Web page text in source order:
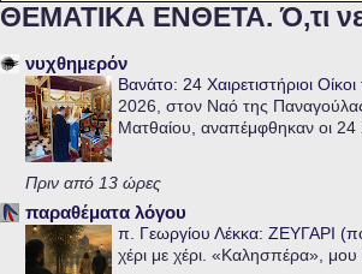
ΘΕΜΑΤΙΚΑ ΕΝΘΕΤΑ. Ό,τι
νυχθημερόν
Βανάτο: 24 Χαιρετιστήριοι
2026, στον Ναό της
Ματθαίου, αναπέμφθηκαν οι 24
Πριν από 13 ώρες
παραθέματα λόγου
π. Γεωργίου Λέκκα: ΖΕΥΓΑΡΙ
χέρι με χέρι. «Καλησπέρα», μου